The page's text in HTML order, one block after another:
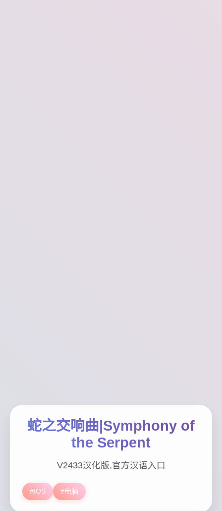
蛇之交响曲|Symphony of
the Serpent
V2433汉化版,官方汉语入口
#IOS #电脑